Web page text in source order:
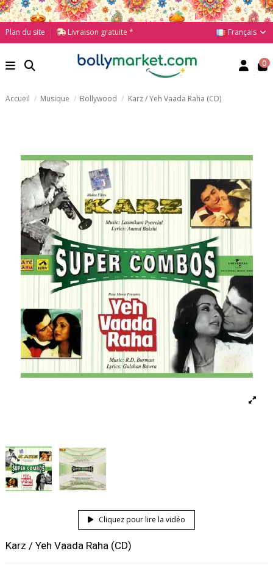
Plan du site Livraison gratuite * Français
0
Accueil Musique Bollywood Karz / Yeh Vaada Raha (CD)
Cliquez pour lire la vidéo
Karz / Yeh Vaada Raha (CD)